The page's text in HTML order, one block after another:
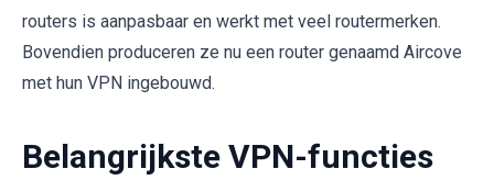
routers is aanpasbaar en werkt met veel routermerken.
Bovendien produceren ze nu een router genaamd Aircove
met hun VPN ingebouwd.
Belangrijkste VPN-functies